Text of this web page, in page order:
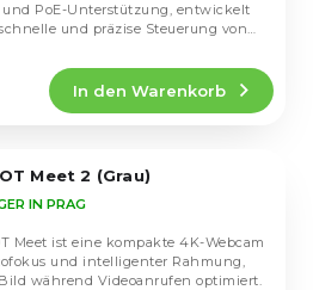
In den Warenkorb
und PoE-Unterstützung, entwickelt
und präzise Steuerung von
Meet 2 (Grau)
IN PRAG
Meet ist eine kompakte 4K-Webcam
und intelligenter Rahmung,
während Videoanrufen optimiert.